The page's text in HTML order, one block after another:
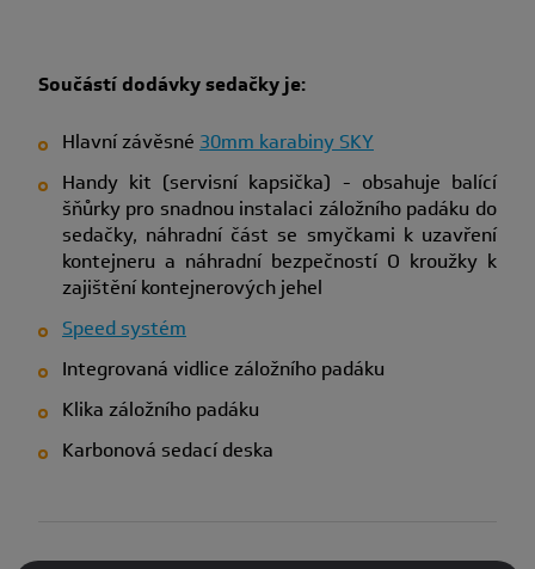
Součástí dodávky sedačky je:
Hlavní závěsné 30mm karabiny SKY
Handy kit (servisní kapsička) - obsahuje balící
šňůrky pro snadnou instalaci záložního padáku do
sedačky, náhradní část se smyčkami k uzavření
kontejneru a náhradní bezpečností O kroužky k
zajištění kontejnerových jehel
Speed systém
Integrovaná vidlice záložního padáku
Klika záložního padáku
Karbonová sedací deska